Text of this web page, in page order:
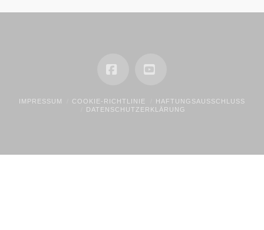
FacebookYouTube
IMPRESSUM COOKIE-RICHTLINIE
HAFTUNGSAUSSCHLUSS
DATENSCHUTZERKLÄRUNG